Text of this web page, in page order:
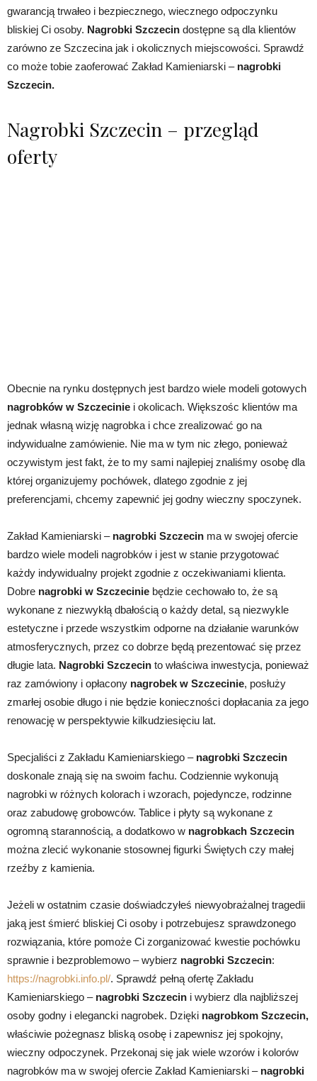
gwarancją trwałeo i bezpiecznego, wiecznego odpoczynku
bliskiej Ci osoby. Nagrobki Szczecin dostępne są dla klientów
zarówno ze Szczecina jak i okolicznych miejscowości. Sprawdź
co może tobie zaoferować Zakład Kamieniarski –nagrobki
Szczecin.
Nagrobki Szczecin – przegląd
oferty
Obecnie na rynku dostępnych jest bardzo wiele modeli gotowych
nagrobków w Szczecinie i okolicach. Większośc klientów ma
jednak własną wizję nagrobka i chce zrealizować go na
indywidualne zamówienie. Nie ma w tym nic złego, ponieważ
oczywistym jest fakt, że to my sami najlepiej znaliśmy osobę dla
której organizujemy pochówek, dlatego zgodnie z jej
preferencjami, chcemy zapewnić jej godny wieczny spoczynek.
Zakład Kamieniarski – nagrobki Szczecin ma w swojej ofercie
bardzo wiele modeli nagrobków i jest w stanie przygotować
każdy indywidualny projekt zgodnie z oczekiwaniami klienta.
Dobre nagrobki w Szczecinie będzie cechowało to, że są
wykonane z niezwykłą dbałością o każdy detal, są niezwykle
estetyczne i przede wszystkim odporne na działanie warunków
atmosferycznych, przez co dobrze będą prezentować się przez
długie lata. Nagrobki Szczecin to właściwa inwestycja, ponieważ
raz zamówiony i opłacony nagrobek w Szczecinie, posłuży
zmarłej osobie długo i nie będzie konieczności dopłacania za jego
renowację w perspektywie kilkudziesięciu lat.
Specjaliści z Zakładu Kamieniarskiego – nagrobki Szczecin
doskonale znają się na swoim fachu. Codziennie wykonują
nagrobki w różnych kolorach i wzorach, pojedyncze, rodzinne
oraz zabudowę grobowców. Tablice i płyty są wykonane z
ogromną starannością, a dodatkowo w nagrobkach Szczecin
można zlecić wykonanie stosownej figurki Świętych czy małej
rzeźby z kamienia.
Jeżeli w ostatnim czasie doświadczyłeś niewyobrażalnej tragedii
jaką jest śmierć bliskiej Ci osoby i potrzebujesz sprawdzonego
rozwiązania, które pomoże Ci zorganizować kwestie pochówku
sprawnie i bezproblemowo – wybierz nagrobki Szczecin:
https://nagrobki.info.pl/. Sprawdź pełną ofertę Zakładu
Kamieniarskiego – nagrobki Szczecin i wybierz dla najbliższej
osoby godny i elegancki nagrobek. Dzięki nagrobkom Szczecin,
właściwie pożegnasz bliską osobę i zapewnisz jej spokojny,
wieczny odpoczynek. Przekonaj się jak wiele wzorów i kolorów
nagrobków ma w swojej ofercie Zakład Kamieniarski – nagrobki